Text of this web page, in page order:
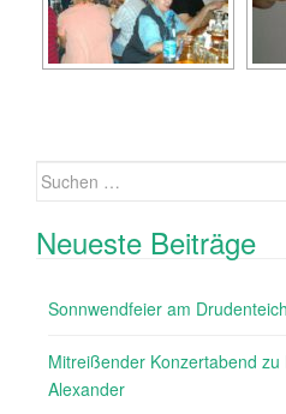
Suche
Neueste Beiträge
Sonnwendfeier am
Mitreißender Konzertabend
Alexander